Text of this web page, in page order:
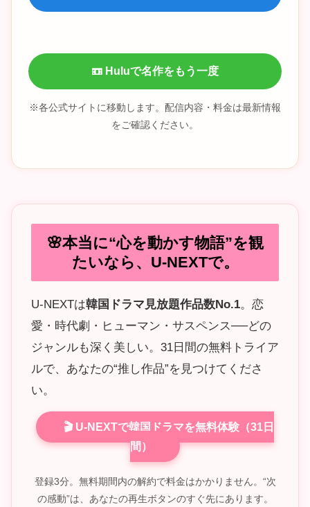
📼 Huluで名作をもう一度
※各公式サイトに移動します。配信内容・料金は最新情報
をご確認ください。
🌸本当に“心を動かす物語”を観
たいなら、U-NEXTで。
U-NEXTは韓国ドラマ見放題作品数No.1。恋
愛・時代劇・ヒューマン・サスペンス──どの
ジャンルも深く美しい。31日間の無料トライア
ルで、あなたの“推し作品”を見つけてくださ
い。
🎬 U-NEXTで韓国ドラマを無料体験（31日
間）
登録3分。無料期間内の解約で料金はかかりません。“次
の感動”は、あなたの再生ボタンのすぐ先にあります。